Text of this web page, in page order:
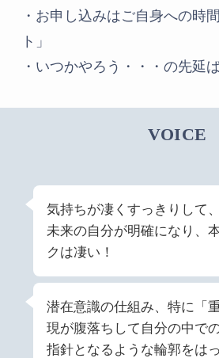
・お申し込みはご自身への時
ト」
・いつかやろう・・・の先延
VOICE
気持ちが凄くすっきりして
未来の自分が明確になり、
クは凄い！
潜在意識の仕組み、特に「
現が腹落ちして自分の中で
指針となるような輪郭をは